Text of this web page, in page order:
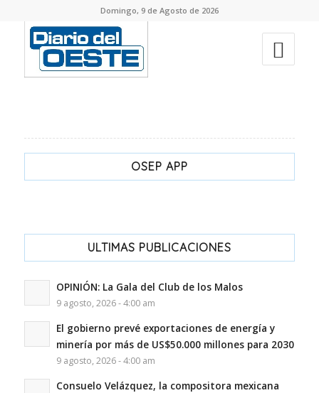
Domingo, 9 de Agosto de 2026
OSEP APP
ULTIMAS PUBLICACIONES
OPINIÓN: La Gala del Club de los Malos
9 agosto, 2026 - 4:00 am
El gobierno prevé exportaciones de energía y
minería por más de US$50.000 millones para 2030
9 agosto, 2026 - 4:00 am
Consuelo Velázquez, la compositora mexicana